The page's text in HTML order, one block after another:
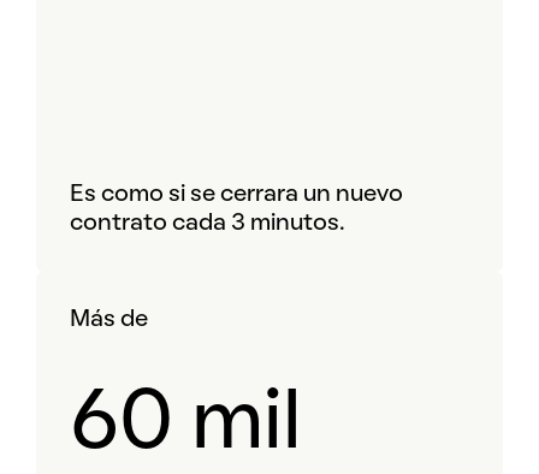
Es como si se cerrara un nuevo
contrato cada 3 minutos.
Más de
60 mil